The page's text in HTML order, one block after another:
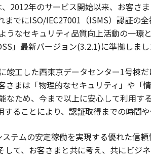
2012年のサービス開始以来、お客さ
でにISO/IEC27001（ISMS）認証の
うなセキュリティ品質向上活動の一環
」最新バージョン(3.2.1)に準拠しまし
竣工した西東京データセンター1号棟
さまは「物理的なセキュリティ」や
ため、今まで以上に安心して利用す
ることにより、認証取得までの時間
テムの安定稼働を実現する優れた信
て、お客さまと共に考え、共にビジ